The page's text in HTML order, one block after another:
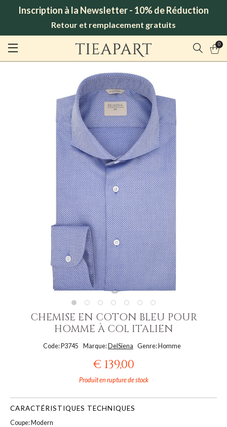
Inscription à la Newsletter - 10% de Réduction
Retour et remplacement gratuits
0
CHEMISE EN COTON BLEU POUR
HOMME À COL ITALIEN
Code: P3745 Marque: DelSiena Genre: Homme
€ 139,00
Produit en rupture de stock
CARACTÉRISTIQUES TECHNIQUES
Coupe: Modern